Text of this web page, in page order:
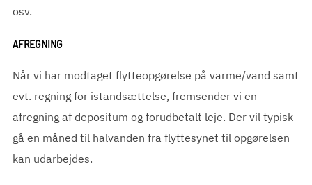
osv.
AFREGNING
Når vi har modtaget flytteopgørelse på varme/vand samt
evt. regning for istandsættelse, fremsender vi en
afregning af depositum og forudbetalt leje. Der vil typisk
gå en måned til halvanden fra flyttesynet til opgørelsen
kan udarbejdes.